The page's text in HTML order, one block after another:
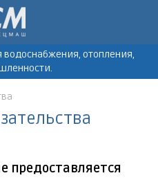
отопления,
предоставляется